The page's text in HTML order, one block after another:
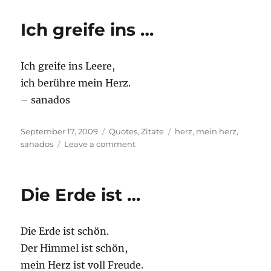
Ich greife ins …
Ich greife ins Leere,
ich berühre mein Herz.
– sanados
Posted
on
September 17, 2009 Categories
Quotes,Zitate Tags
herz, mein herz,
sanados
Leave a commenton
Die Erde ist …
Die Erde ist schön.
Der Himmel ist schön,
mein Herz ist voll Freude.